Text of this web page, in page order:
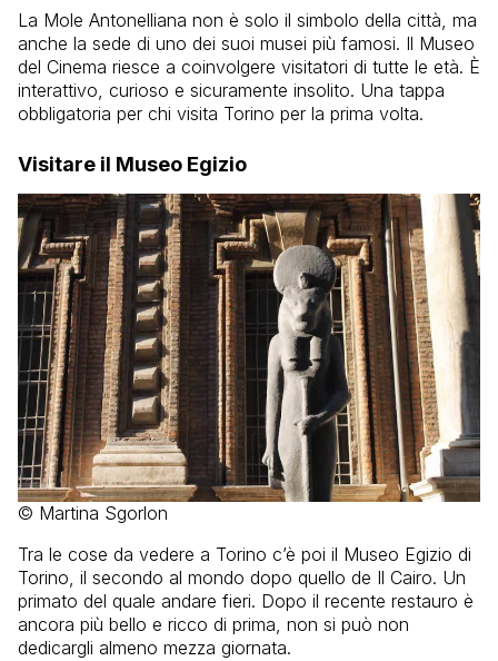
La Mole Antonelliana non è solo il simbolo della città, ma
anche la sede di uno dei suoi musei più famosi. Il Museo
del Cinema riesce a coinvolgere visitatori di tutte le età. È
interattivo, curioso e sicuramente insolito. Una tappa
obbligatoria per chi visita Torino per la prima volta.
Visitare il Museo Egizio
© Martina Sgorlon
Tra le cose da vedere a Torino c’è poi il Museo Egizio di
Torino, il secondo al mondo dopo quello de Il Cairo. Un
primato del quale andare fieri. Dopo il recente restauro è
ancora più bello e ricco di prima, non si può non
dedicargli almeno mezza giornata.